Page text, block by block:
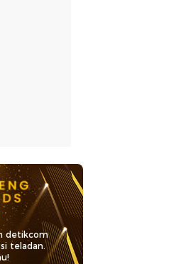
detikcom
teladan.